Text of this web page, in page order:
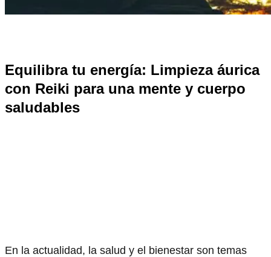
Equilibra tu energía: Limpieza áurica
con Reiki para una mente y cuerpo
saludables
En la actualidad, la salud y el bienestar son temas